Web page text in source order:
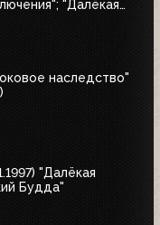
"Далёкая
наследство"
"Далёкая
Будда"